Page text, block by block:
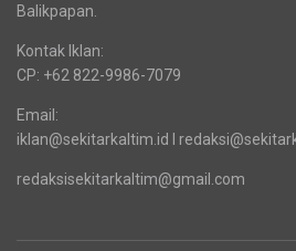
Balikpapan.
Kontak Iklan:
CP: +62 822-9986-7079
Email:
iklan@sekitarkaltim.id I
redaksisekitarkaltim@gmail.com